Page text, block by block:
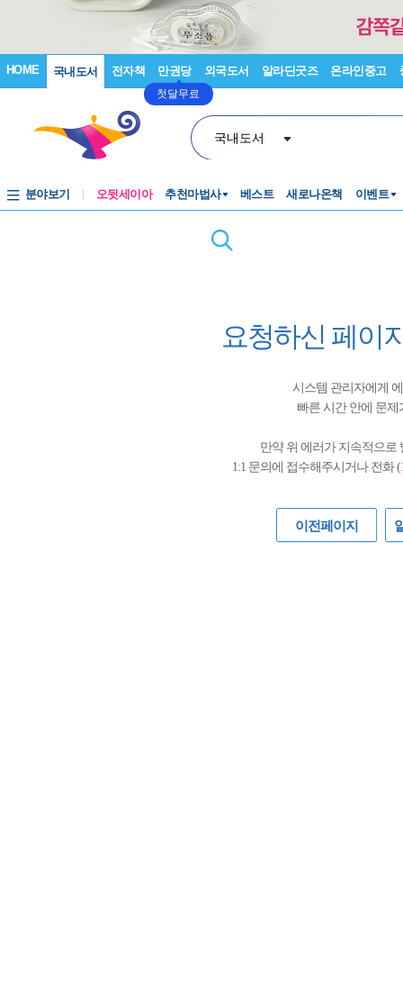
HOME 국내도서 전자책 만권당
첫달무료
외국도서 알라딘굿즈 온라인중고
국내도서
분야보기 오뒷세이아 추천마법사 베스트 새로나온책 이벤트
요청하신 페이
시스템 관리자에게
빠른 시간 안에 문
만약 위 에러가 지속적으로
1:1 문의에 접수해주시거나 전화 (
이전페이지